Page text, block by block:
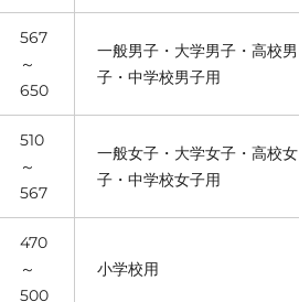
567
～
650
一般男子・大学男子・高校男
子・中学校男子用
510
～
567
一般女子・大学女子・高校女
子・中学校女子用
470
～
500
小学校用